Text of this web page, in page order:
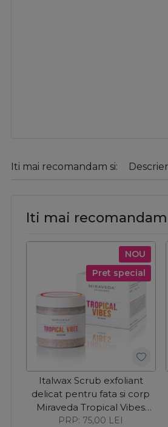
Iti mai recomandam si:
Iti mai recomandam
NOU
Pret special
Italwax Scrub exfoliant
delicat pentru fata si corp
Miraveda Tropical Vibes
400g
PRP: 75,00 LEI